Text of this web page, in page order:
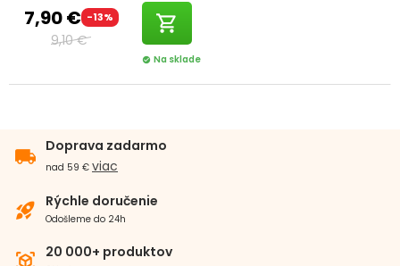
7,90 € -13%
9,10 €
shopping_cart
check_circle Na sklade
local_shipping
Doprava zadarmo
nad 59 € viac
rocket_launch Rýchle doručenie
Odošleme do 24h
view_in_ar 20 000+ produktov